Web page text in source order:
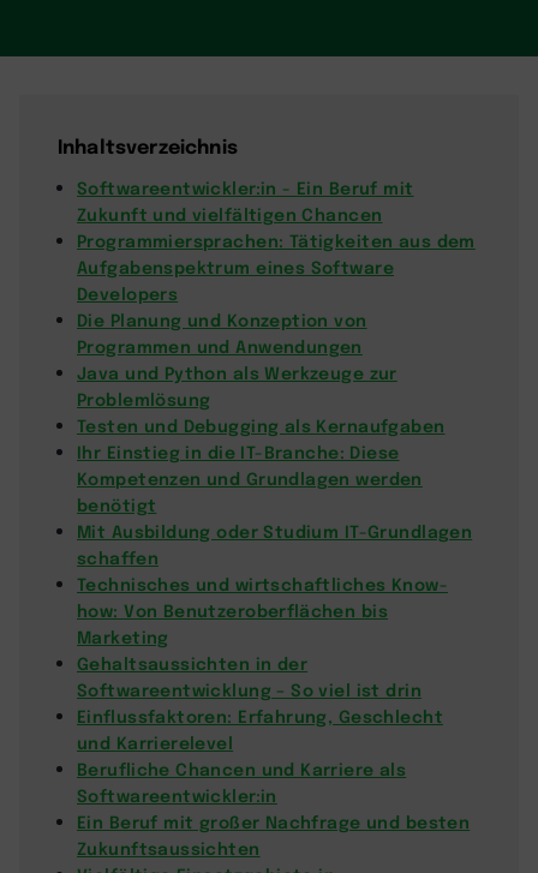
Inhaltsverzeichnis
Softwareentwickler:in - Ein Beruf mit
Zukunft und vielfältigen Chancen
Programmiersprachen: Tätigkeiten aus dem
Aufgabenspektrum eines Software
Developers
Die Planung und Konzeption von
Programmen und Anwendungen
Java und Python als Werkzeuge zur
Problemlösung
Testen und Debugging als Kernaufgaben
Ihr Einstieg in die IT-Branche: Diese
Kompetenzen und Grundlagen werden
benötigt
Mit Ausbildung oder Studium IT-Grundlagen
schaffen
Technisches und wirtschaftliches Know-
how: Von Benutzeroberflächen bis
Marketing
Gehaltsaussichten in der
Softwareentwicklung – So viel ist drin
Einflussfaktoren: Erfahrung, Geschlecht
und Karrierelevel
Berufliche Chancen und Karriere als
Softwareentwickler:in
Ein Beruf mit großer Nachfrage und besten
Zukunftsaussichten